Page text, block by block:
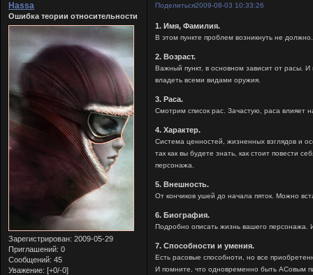
Поделиться2009-08-03 10:33:26
Hassa
Ошибка теории относительности
Зарегистрирован: 2009-05-29
Приглашений: 0
Сообщений: 45
Уважение: [+0/-0]
1. Имя, Фамилия.
В этом пункте проблем возникнуть не
2. Возраст.
Важный пункт, в основном зависит от расы.
владеть всеми видами оружия.
3. Раса.
Смотрим список рас. Зачастую, раса влияет
4. Характер.
Система ценностей, жизненных взглядов и
так как вы будете знать, как стоит повести
персонажа.
5. Внешность.
От кончиков ушей до начала пяток. Можно
6. Биография.
Подробно описать жизнь вашего персонажа.
7. Способности и умения.
Есть расовые способноти, но все
И помните, что одновременно быть АСовым